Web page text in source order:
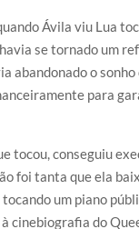
Ávila viu Lua
se tornado um
abandonado o
para
tocou, conseguiu
foi tanta que ela
um piano
cinebiografia do